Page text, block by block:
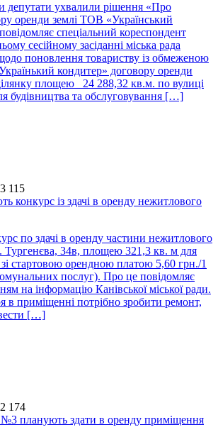
депутати ухвалили рішення «Про
оренди землі ТОВ «Український
спеціальний кореспондент
сесійному засіданні міська рада
поновлення товариству із обмеженою
кондитер» договору оренди
площею 24 288,32 кв.м. по вулиці
будівництва та обслуговування […]
3 115
конкурс із здачі в оренду нежитлового
по здачі в оренду частини нежитлового
Тургенєва, 34в, площею 321,3 кв. м для
стартовою орендною платою 5,60 грн./1
послуг). Про це повідомляє
на інформацію Канівської міської ради.
в приміщенні потрібно зробити ремонт,
[…]
2 174
планують здати в оренду приміщення